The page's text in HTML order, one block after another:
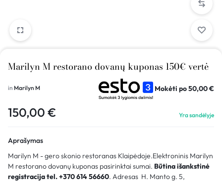
Marilyn M restorano dovanų kuponas 150€ vertė
in Marilyn M Mokėti po50,00€
150,00 € Yra sandėlyje
Aprašymas
Marilyn M - gero skonio restoranas Klaipėdoje.Elektroninis Marilyn
M restorano dovanų kuponas pasirinktai sumai. Būtina išankstinė
registracija tel. +370 614 56660. Adresas H. Manto g. 5,